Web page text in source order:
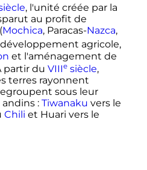
, l'unité créée par la
au profit de
Mochica, Paracas-Nazca,
développement agricole,
et l'aménagement de
partir du VIIIesiècle,
terres rayonnent
sous leur
andins : Tiwanaku vers le
Chili et Huari vers le